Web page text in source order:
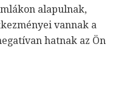
alapulnak,
vannak a
hatnak az Ön